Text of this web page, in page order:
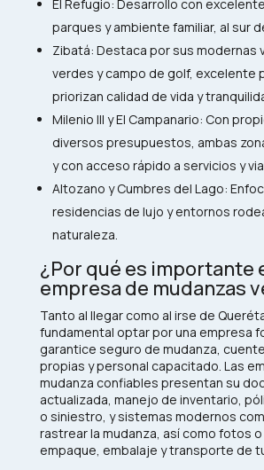
El Refugio: Desarrollo con
parques y ambiente familiar, al sur
Zibatá: Destaca por sus modernas
verdes y campo de golf, excelente
priorizan calidad de vida y
Milenio III y El Campanario: Con
diversos presupuestos, ambas
y con acceso rápido a servicios y
Altozano y Cumbres del Lago:
residencias de lujo y entornos
naturaleza.
¿Por qué es importante
empresa de mudanzas
Tanto al llegar como al irse de
fundamental optar por una empresa
garantice seguro de mudanza,
propias y personal capacitado. Las
mudanza confiables presentan su
actualizada, manejo de inventario,
o siniestro, y sistemas modernos
rastrear la mudanza, así como fotos
empaque, embalaje y transporte de